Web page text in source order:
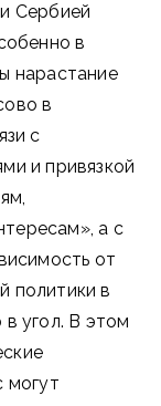
Сербией
в
нарастание
в
с
и привязкой
а с
от
политики в
угол. В этом
могут